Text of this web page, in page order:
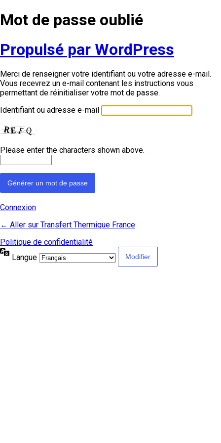
Mot de passe oublié
Propulsé par WordPress
Merci de renseigner votre identifiant ou votre adresse e-mail.
Vous recevrez un e-mail contenant les instructions vous
permettant de réinitialiser votre mot de passe.
Identifiant ou adresse e-mail
Please enter the characters shown above.
Connexion
← Aller sur Transfert Thermique France
Politique de confidentialité
Langue